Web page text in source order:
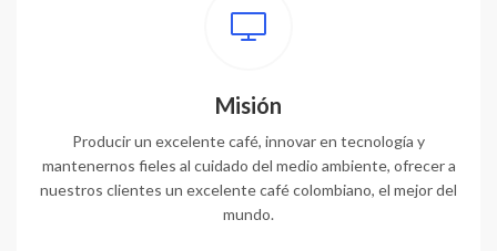
Misión
Producir un excelente café, innovar en tecnología y
mantenernos fieles al cuidado del medio ambiente, ofrecer a
nuestros clientes un excelente café colombiano, el mejor del
mundo.